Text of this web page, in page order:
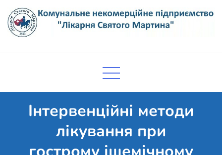
content
підприємство "Лікарня Святого
Інтервенційні методи
лікування при